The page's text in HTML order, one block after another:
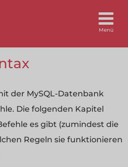
der MySQL-Datenbank
Die folgenden Kapitel
es gibt (zumindest die
Regeln sie funktionieren